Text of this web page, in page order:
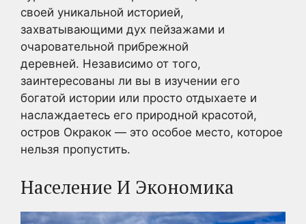
своей уникальной историей,
захватывающими дух пейзажами и
очаровательной прибрежной
деревней. Независимо от того,
заинтересованы ли вы в изучении его
богатой истории или просто отдыхаете и
наслаждаетесь его природной красотой,
остров Окракок — это особое место, которое
нельзя пропустить.
Население И Экономика